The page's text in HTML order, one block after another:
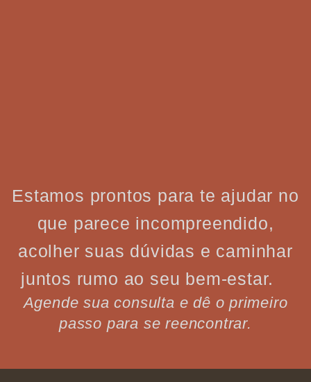
Estamos prontos para te ajudar no
que parece incompreendido,
acolher suas dúvidas e caminhar
juntos rumo ao seu bem-estar.
Agende sua consulta e dê o primeiro
passo para se reencontrar.